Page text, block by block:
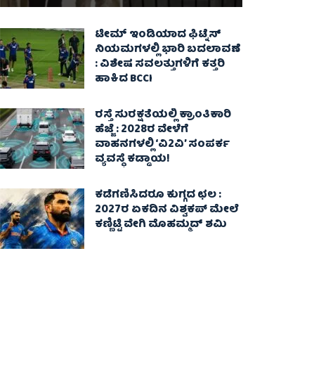
ಟೀಮ್ ಇಂಡಿಯಾದ ಫಿಟ್ನೆಸ್
ನಿಯಮಗಳಲ್ಲಿ ಭಾರಿ ಬದಲಾವಣೆ
: ವಿಶೇಷ ಸವಲತ್ತುಗಳಿಗೆ ಕತ್ತರಿ
ಹಾಕಿದ BCCI
ರಸ್ತೆ ಸುರಕ್ಷತೆಯಲ್ಲಿ ಕ್ರಾಂತಿಕಾರಿ
ಹೆಜ್ಜೆ : 2028ರ ವೇಳೆಗೆ
ವಾಹನಗಳಲ್ಲಿ ‘ವಿ2ವಿ’ ಸಂಪರ್ಕ
ವ್ಯವಸ್ಥೆ ಕಡ್ಡಾಯ!
ಕಡೆಗಣಿಸಿದರೂ ಕುಗ್ಗದ ಛಲ :
2027ರ ಏಕದಿನ ವಿಶ್ವಕಪ್‌ ಮೇಲೆ
ಕಣ್ಣಿಟ್ಟಿ ವೇಗಿ ಮೊಹಮ್ಮದ್ ಶಮಿ